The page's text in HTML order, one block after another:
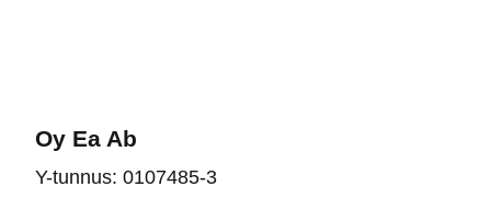
Oy Ea Ab
Y-tunnus: 0107485-3